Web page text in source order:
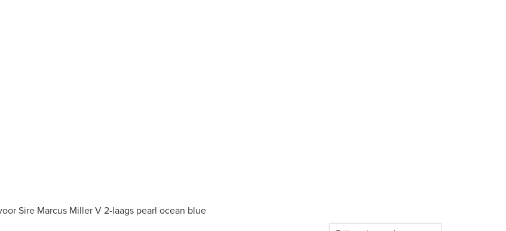
Sire Marcus Miller V 2-laags pearl ocean blue